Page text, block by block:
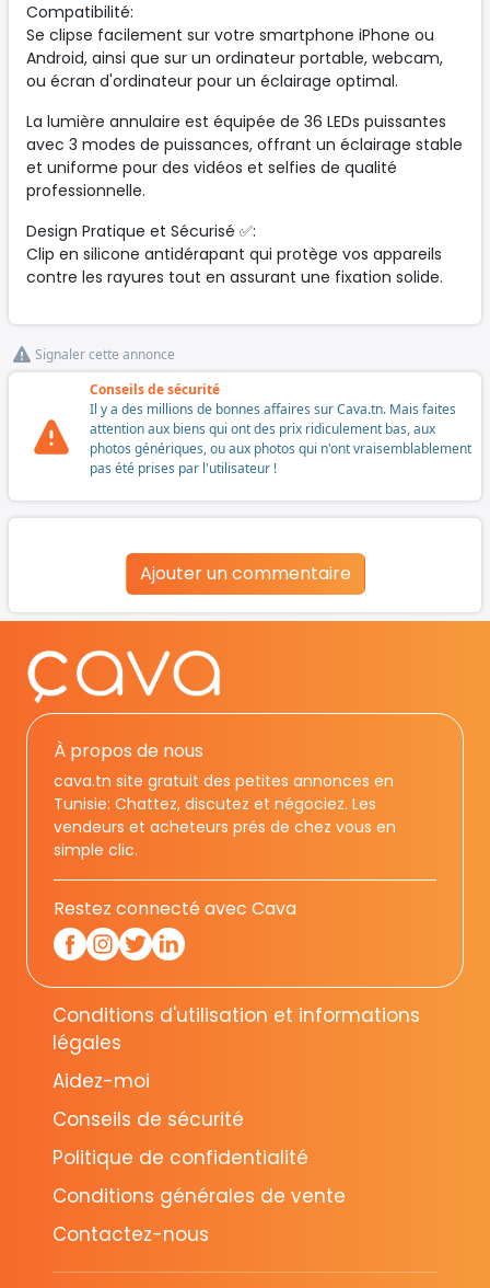
Compatibilité:
Se clipse facilement sur votre smartphone iPhone ou
Android, ainsi que sur un ordinateur portable, webcam,
ou écran d'ordinateur pour un éclairage optimal.
La lumière annulaire est équipée de 36 LEDs puissantes
avec 3 modes de puissances, offrant un éclairage stable
et uniforme pour des vidéos et selfies de qualité
professionnelle.
Design Pratique et Sécurisé ✅:
Clip en silicone antidérapant qui protège vos appareils
contre les rayures tout en assurant une fixation solide.
Signaler cette annonce
Conseils de sécurité
Il y a des millions de bonnes affaires sur Cava.tn. Mais faites
attention aux biens qui ont des prix ridiculement bas, aux
photos génériques, ou aux photos qui n'ont vraisemblablement
pas été prises par l'utilisateur !
Ajouter un commentaire
À propos de nous
cava.tn site gratuit des petites annonces en
Tunisie: Chattez, discutez et négociez. Les
vendeurs et acheteurs prés de chez vous en
simple clic.
Restez connecté avec Cava
Conditions d'utilisation et informations
légales
Aidez-moi
Conseils de sécurité
Politique de confidentialité
Conditions générales de vente
Contactez-nous